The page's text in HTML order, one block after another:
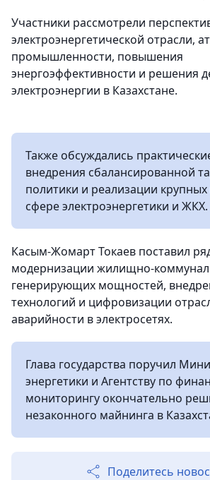
Участники рассмотрели
электроэнергетической отрасли,
промышленности, повышения
энергоэффективности и решения
электроэнергии в Казахстане.
Также обсуждались
внедрения сбалансированной
политики и реализации
сфере электроэнергетики и ЖКХ.
Касым-Жомарт Токаев поставил
модернизации жилищно-
генерирующих мощностей,
технологий и цифровизации
аварийности в электросетях.
Глава государства поручил
энергетики и Агентству по
мониторингу окончательно
незаконного майнинга в
Поделитесь